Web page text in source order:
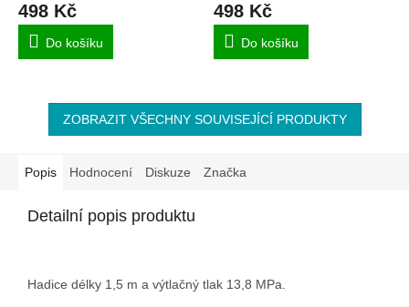
498 Kč
Do košíku
498 Kč
Do košíku
ZOBRAZIT VŠECHNY SOUVISEJÍCÍ PRODUKTY
Popis Hodnocení Diskuze Značka
Detailní popis produktu
Hadice délky 1,5 m a výtlačný tlak 13,8 MPa.